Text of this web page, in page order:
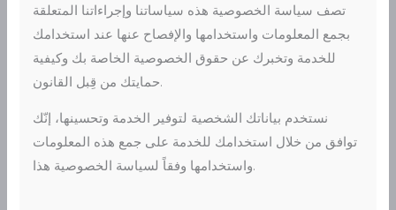
تصف سياسة الخصوصية هذه سياساتنا وإجراءاتنا المتعلقة
بجمع المعلومات واستخدامها والإفصاح عنها عند استخدامك
للخدمة وتخبرك عن حقوق الخصوصية الخاصة بك وكيفية
حمايتك من قِبل القانون.
نستخدم بياناتك الشخصية لتوفير الخدمة وتحسينها، إنّك
توافق من خلال استخدامك للخدمة على جمع هذه المعلومات
واستخدامها وفقاً لسياسة الخصوصية هذا.